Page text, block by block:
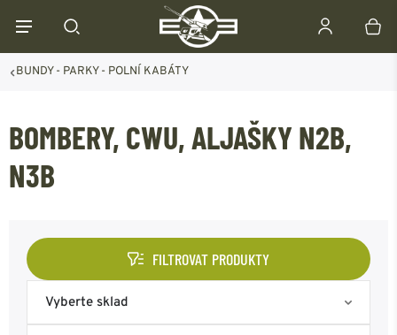
BUNDY - PARKY - POLNÍ KABÁTY
BOMBERY, CWU, ALJAŠKY N2B,
N3B
Vyberte sklad
FILTROVAT PRODUKTY